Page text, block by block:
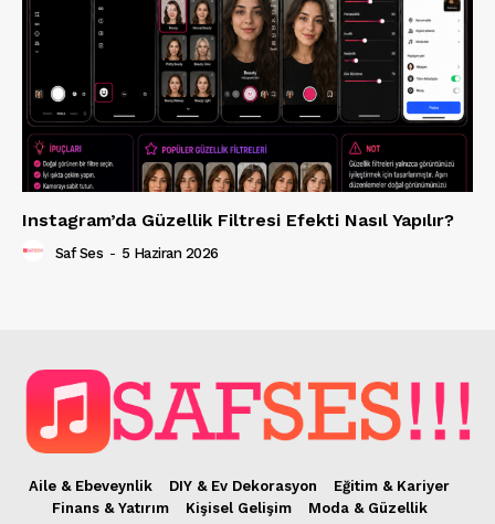
Instagram’da Güzellik Filtresi Efekti Nasıl Yapılır?
Saf Ses - 5 Haziran 2026
Aile & Ebeveynlik DIY & Ev Dekorasyon
Eğitim & Kariyer
Finans & Yatırım
Kişisel Gelişim
Moda & Güzellik